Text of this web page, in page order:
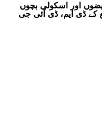
اور اسکولی بچوں
کے ڈی ایم، ڈی آئی جی